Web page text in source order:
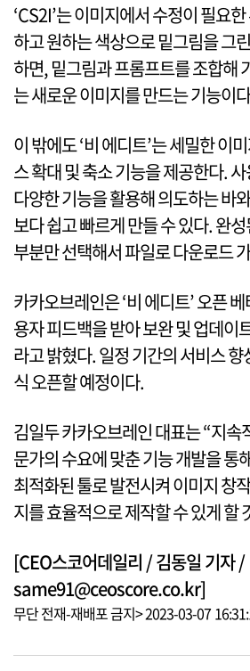
‘CS2I’는 이미지에서 수정이 필요
하고 원하는 색상으로 밑그림을 그
하면, 밑그림과 프롬프트를 조합해
는 새로운 이미지를 만드는 기능이
이 밖에도 ‘비 에디트’는 세밀한 이
스 확대 및 축소 기능을 제공한다.
다양한 기능을 활용해 의도하는 바
보다 쉽고 빠르게 만들 수 있다. 완
부분만 선택해서 파일로 다운로드
카카오브레인은 ‘비 에디트’ 오픈
용자 피드백을 받아 보완 및 업데이
라고 밝혔다. 일정 기간의 서비스
식 오픈할 예정이다.
김일두 카카오브레인 대표는 “지속
문가의 수요에 맞춘 기능 개발을 통
최적화된 툴로 발전시켜 이미지 창
지를 효율적으로 제작할 수 있게 할
[CEO스코어데일리 / 김동일 기자 /
same91@ceoscore.co.kr]
무단 전재-재배포 금지> 2023-03-07